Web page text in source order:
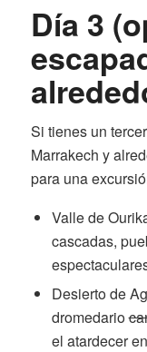
Día 3
Si tienes un
Marrakech y
para una
Valle de
cascadas,
Desierto de
dromedario
el atardecer